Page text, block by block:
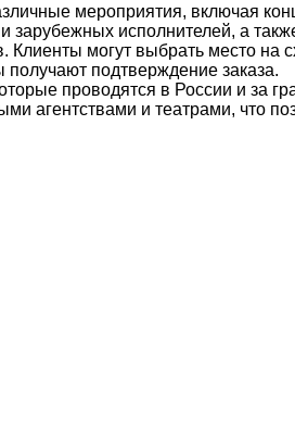
мероприятия, включая
зарубежных исполнителей, а
Клиенты могут выбрать место
подтверждение заказа.
проводятся в России и за
агентствами и театрами, что